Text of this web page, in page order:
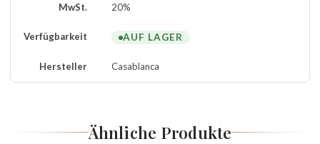
MwSt. 20%
Verfügbarkeit AUF LAGER
Hersteller Casablanca
Ähnliche Produkte